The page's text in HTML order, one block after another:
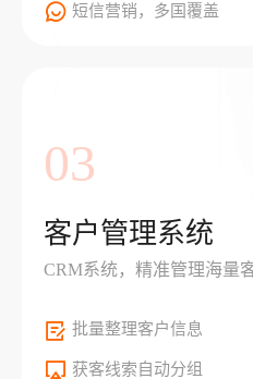
短信营销，多国覆盖
03
客户管理系统
CRM系统，精准管理海量
批量整理客户信息
获客线索自动分组